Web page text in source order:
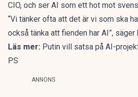
CIO, och ser AI som ett hot mot
“Vi tänker ofta att det är vi som ska
också tänka att fienden har AI”, säger
Läs mer: Putin vill satsa på AI-
PS
ANNONS